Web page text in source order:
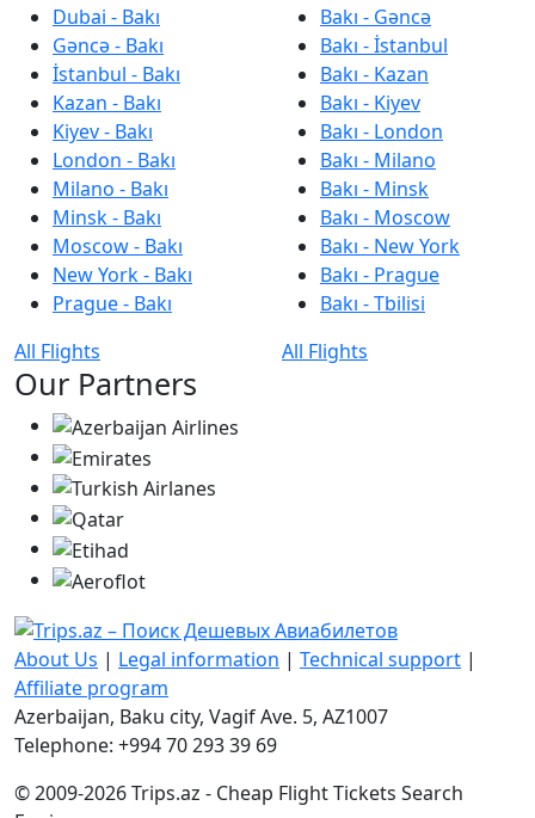
Dubai - Bakı
Gəncə - Bakı
İstanbul - Bakı
Kazan - Bakı
Kiyev - Bakı
London - Bakı
Milano - Bakı
Minsk - Bakı
Moscow - Bakı
New York - Bakı
Prague - Bakı
All Flights
Bakı - Gəncə
Bakı - İstanbul
Bakı - Kazan
Bakı - Kiyev
Bakı - London
Bakı - Milano
Bakı - Minsk
Bakı - Moscow
Bakı - New York
Bakı - Prague
Bakı - Tbilisi
All Flights
Our Partners
About Us | Legal information | Technical support |
Affiliate program
Azerbaijan, Baku city, Vagif Ave. 5, AZ1007
Telephone: +994 70 293 39 69
© 2009-2026 Trips.az - Cheap Flight Tickets Search